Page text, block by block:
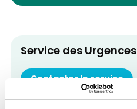
Service des Urgences
Contacter le service